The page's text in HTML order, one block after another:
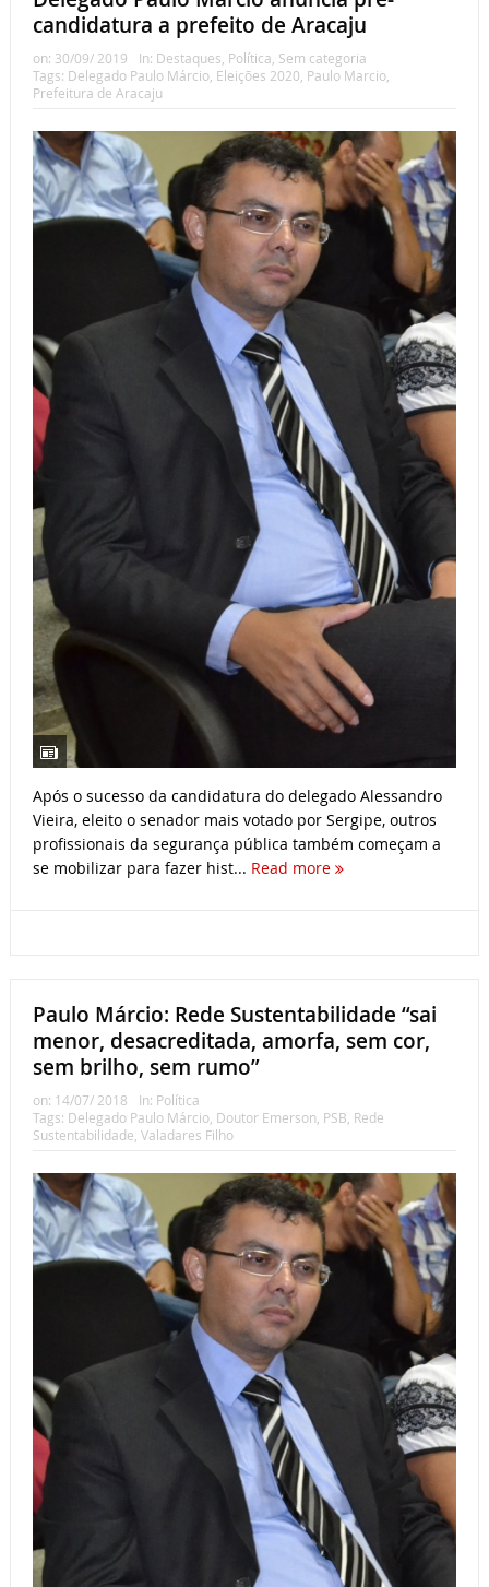
candidatura a prefeito de Aracaju
on: 30/09/ 2019 In: Destaques, Política, Sem categoria
Tags: Delegado Paulo Márcio, Eleições 2020, Paulo Marcio,
Prefeitura de Aracaju
Após o sucesso da candidatura do delegado Alessandro
Vieira, eleito o senador mais votado por Sergipe, outros
profissionais da segurança pública também começam a
se mobilizar para fazer hist... Read more
Paulo Márcio: Rede Sustentabilidade “sai
menor, desacreditada, amorfa, sem cor,
sem brilho, sem rumo”
on: 14/07/ 2018 In: Política
Tags: Delegado Paulo Márcio, Doutor Emerson PSB Rede
Sustentabilidade Valadares Filho